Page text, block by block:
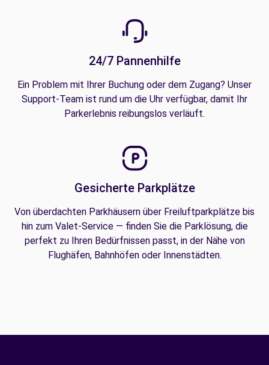
24/7 Pannenhilfe
Ein Problem mit Ihrer Buchung oder dem Zugang? Unser
Support-Team ist rund um die Uhr verfügbar, damit Ihr
Parkerlebnis reibungslos verläuft.
Gesicherte Parkplätze
Von überdachten Parkhäusern über Freiluftparkplätze bis
hin zum Valet-Service — finden Sie die Parklösung, die
perfekt zu Ihren Bedürfnissen passt, in der Nähe von
Flughäfen, Bahnhöfen oder Innenstädten.